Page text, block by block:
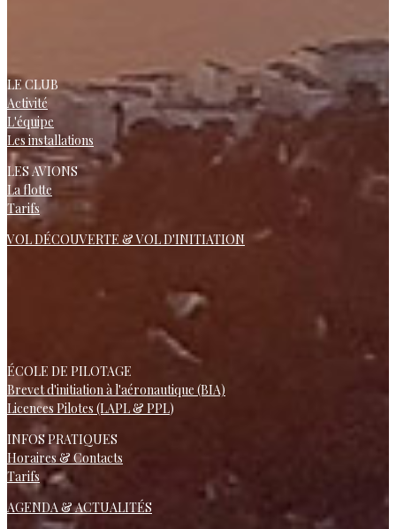
LE CLUB
Activité
L'équipe
Les installations
LES AVIONS
La flotte
Tarifs
VOL DÉCOUVERTE & VOL D'INITIATION
ÉCOLE DE PILOTAGE
Brevet d'initiation à l'aéronautique (BIA)
Licences Pilotes (LAPL & PPL)
INFOS PRATIQUES
Horaires & Contacts
Tarifs
AGENDA & ACTUALITÉS